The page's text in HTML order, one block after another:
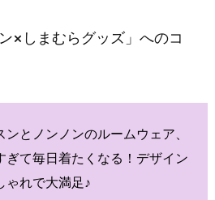
×しまむらグッズ」へのコ
ンとノンノンのルームウェア、
ぎて毎日着たくなる！デザイン
ゃれで大満足♪